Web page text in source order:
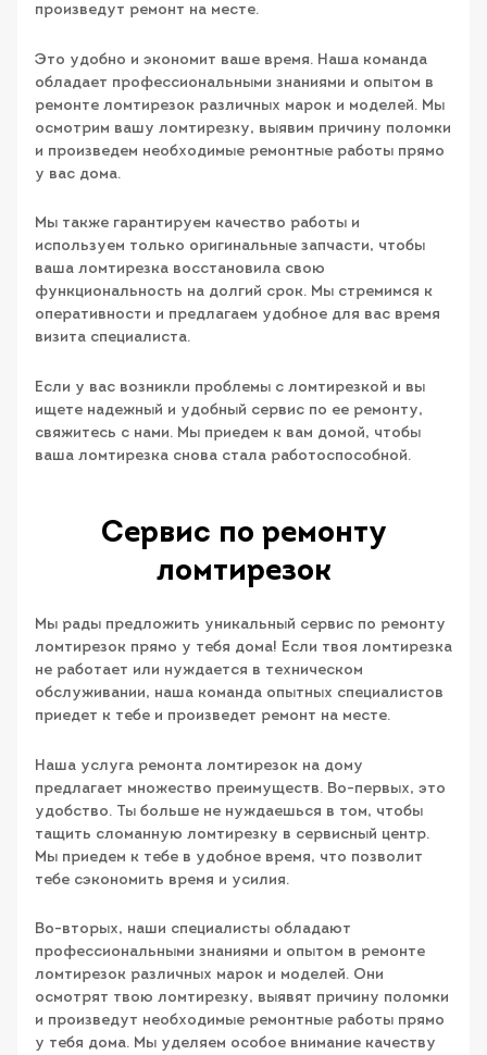
произведут ремонт на месте.
Это удобно и экономит ваше время. Наша команда
обладает профессиональными знаниями и опытом в
ремонте ломтирезок различных марок и моделей. Мы
осмотрим вашу ломтирезку, выявим причину поломки
и произведем необходимые ремонтные работы прямо
у вас дома.
Мы также гарантируем качество работы и
используем только оригинальные запчасти, чтобы
ваша ломтирезка восстановила свою
функциональность на долгий срок. Мы стремимся к
оперативности и предлагаем удобное для вас время
визита специалиста.
Если у вас возникли проблемы с ломтирезкой и вы
ищете надежный и удобный сервис по ее ремонту,
свяжитесь с нами. Мы приедем к вам домой, чтобы
ваша ломтирезка снова стала работоспособной.
Сервис по ремонту
ломтирезок
Мы рады предложить уникальный сервис по ремонту
ломтирезок прямо у тебя дома! Если твоя ломтирезка
не работает или нуждается в техническом
обслуживании, наша команда опытных специалистов
приедет к тебе и произведет ремонт на месте.
Наша услуга ремонта ломтирезок на дому
предлагает множество преимуществ. Во-первых, это
удобство. Ты больше не нуждаешься в том, чтобы
тащить сломанную ломтирезку в сервисный центр.
Мы приедем к тебе в удобное время, что позволит
тебе сэкономить время и усилия.
Во-вторых, наши специалисты обладают
профессиональными знаниями и опытом в ремонте
ломтирезок различных марок и моделей. Они
осмотрят твою ломтирезку, выявят причину поломки
и произведут необходимые ремонтные работы прямо
у тебя дома. Мы уделяем особое внимание качеству